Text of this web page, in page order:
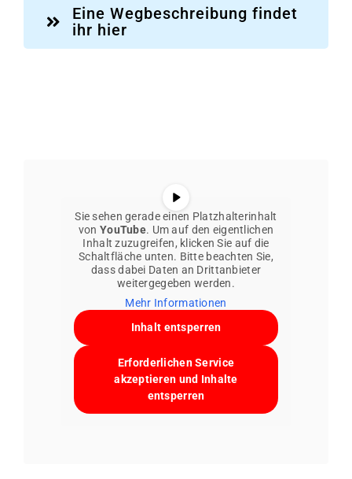
Eine Wegbeschreibung findet
ihr hier
Sie sehen gerade einen Platzhalterinhalt
von YouTube. Um auf den eigentlichen
Inhalt zuzugreifen, klicken Sie auf die
Schaltfläche unten. Bitte beachten Sie,
dass dabei Daten an Drittanbieter
weitergegeben werden.
Mehr Informationen
Inhalt entsperren
Erforderlichen Service
akzeptieren und Inhalte
entsperren